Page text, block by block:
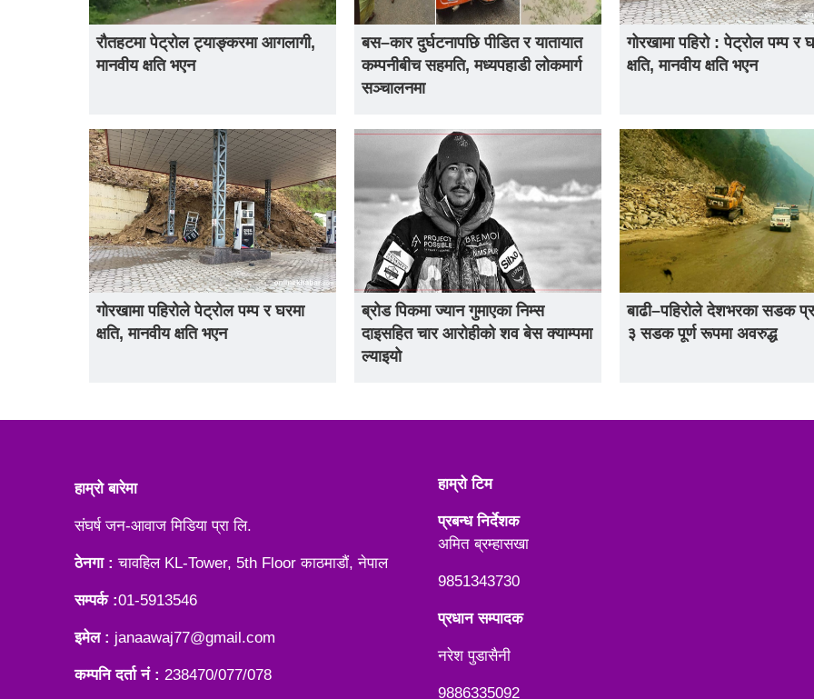
रौतहटमा पेट्रोल ट्याङ्करमा आगलागी,
मानवीय क्षति भएन
बस–कार दुर्घटनापछि पीडित र यातायात
कम्पनीबीच सहमति, मध्यपहाडी लोकमार्ग
सञ्चालनमा
गोरखामा पहिरो : पेट्रोल पम्प र
क्षति, मानवीय क्षति भएन
गोरखामा पहिरोले पेट्रोल पम्प र घरमा
क्षति, मानवीय क्षति भएन
ब्रोड पिकमा ज्यान गुमाएका निम्स
दाइसहित चार आरोहीको शव बेस क्याम्पमा
ल्याइयो
बाढी–पहिरोले देशभरका सडक
३ सडक पूर्ण रूपमा अवरुद्ध
हाम्रो बारेमा
संघर्ष जन-आवाज मिडिया प्रा लि.
ठेनगा : चावहिल KL-Tower, 5th Floor काठमाडौं, नेपाल
सम्पर्क :01-5913546
इमेल : janaawaj77@gmail.com
कम्पनि दर्ता नं : 238470/077/078
हाम्रो टिम
प्रबन्ध निर्देशक
अमित ब्रम्हासखा
9851343730
प्रधान सम्पादक
नरेश पुडासैनी
9886335092